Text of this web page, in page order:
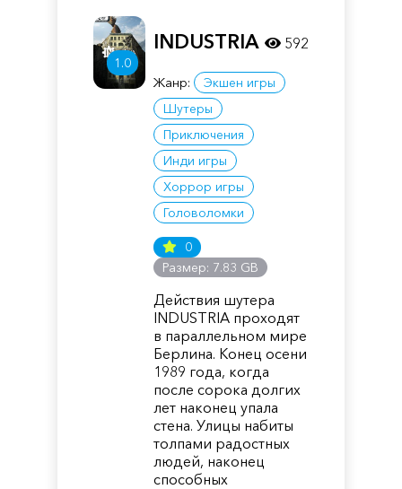
1.0
INDUSTRIA
Жанр:
Экшен игры
Шутеры
Приключения
Инди игры
Хоррор игры
Головоломки
0
Размер: 7.83 GB
Действия шутера
INDUSTRIA проходят
в параллельном мире
Берлина. Конец осени
1989 года, когда
после сорока долгих
лет наконец упала
стена. Улицы набиты
толпами радостных
людей, наконец
способных
592